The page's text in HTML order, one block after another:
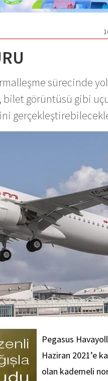
sürecinde
görüntüsü gibi
Pegasus
Haziran 2021’e
olan kademeli